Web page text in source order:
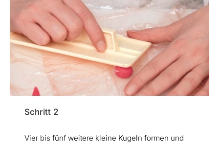
Schritt 2
Vier bis fünf weitere kleine Kugeln formen und